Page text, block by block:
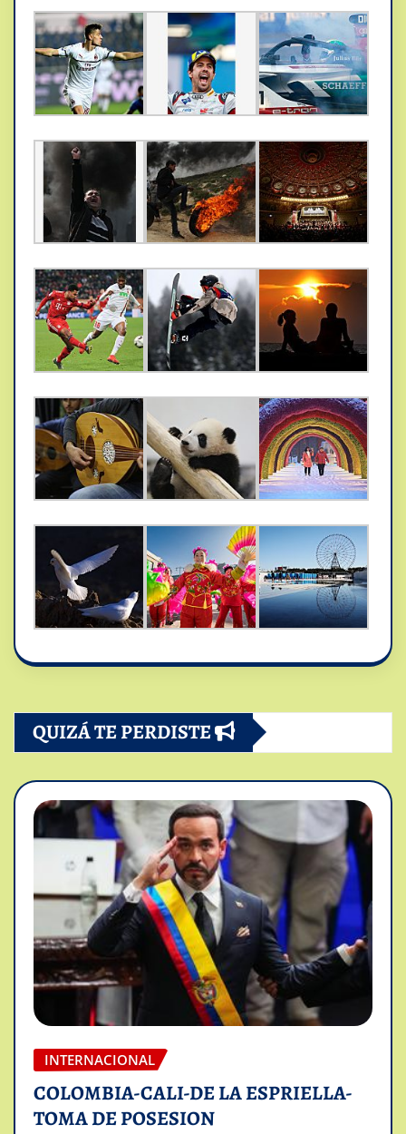
QUIZÁ TE PERDISTE
INTERNACIONAL
COLOMBIA-CALI-DE LA ESPRIELLA-
TOMA DE POSESION